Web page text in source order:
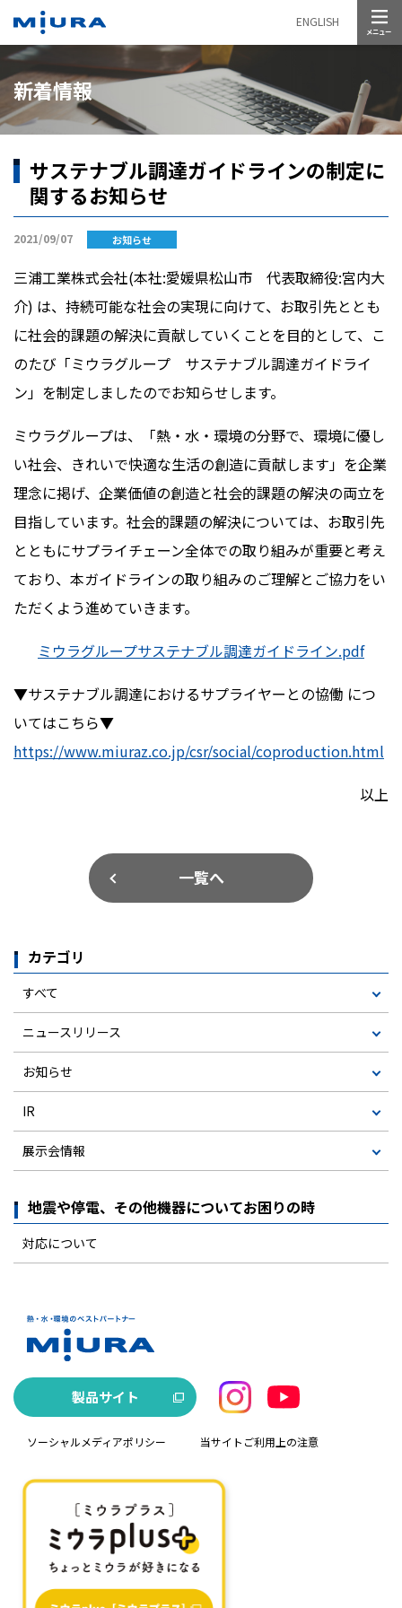
ENGLISH
新着情報
サステナブル調達ガイドラインの制定に
関するお知らせ
2021/09/07 お知らせ
三浦工業株式会社(本社:愛媛県松山市 代表取締役:宮内大
介) は、持続可能な社会の実現に向けて、お取引先ととも
に社会的課題の解決に貢献していくことを目的として、こ
のたび「ミウラグループ サステナブル調達ガイドライ
ン」を制定しましたのでお知らせします。
ミウラグループは、「熱・水・環境の分野で、環境に優し
い社会、きれいで快適な生活の創造に貢献します」を企業
理念に掲げ、企業価値の創造と社会的課題の解決の両立を
目指しています。社会的課題の解決については、お取引先
とともにサプライチェーン全体での取り組みが重要と考え
ており、本ガイドラインの取り組みのご理解とご協力をい
ただくよう進めていきます。
ミウラグループサステナブル調達ガイドライン.pdf
▼サステナブル調達におけるサプライヤーとの協働 につ
いてはこちら▼
https://www.miuraz.co.jp/csr/social/coproduction.html
以上
一覧へ
カテゴリ
すべて
ニュースリリース
お知らせ
IR
展示会情報
地震や停電、その他機器についてお困りの時
対応について
製品サイト
ソーシャルメディアポリシー 当サイトご利用上の注意